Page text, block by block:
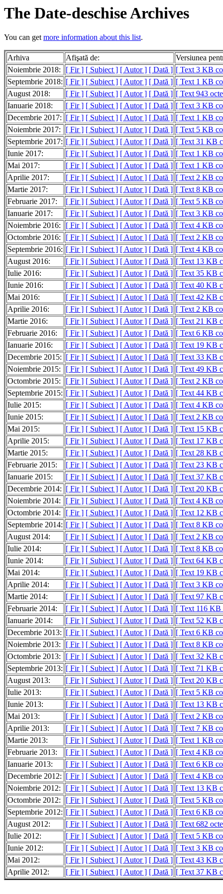
The Date-deschise Archives
You can getmore information about this list.
Arhiva Afişată de:
Versiunea
Noiembrie 2018:
[ Fir ] [ Subiect ] [ Autor ] [ Dată ] [ Text 3 KB
Septembrie 2018: [ Fir ] [ Subiect ] [ Autor ] [ Dată ] [ Text 1 KB
August 2018:
[ Fir ] [ Subiect ] [ Autor ] [ Dată ] [ Text 943
Ianuarie 2018:
[ Fir ] [ Subiect ] [ Autor ] [ Dată ] [ Text 3 KB
Decembrie 2017: [ Fir ] [ Subiect ] [ Autor ] [ Dată ] [ Text 1 KB
Noiembrie 2017:
[ Fir ] [ Subiect ] [ Autor ] [ Dată ] [ Text 5 KB
Septembrie 2017: [ Fir ] [ Subiect ] [ Autor ] [ Dată ] [ Text 31 KB
Iunie 2017:
[ Fir ] [ Subiect ] [ Autor ] [ Dată ] [ Text 1 KB
Mai 2017:
[ Fir ] [ Subiect ] [ Autor ] [ Dată ] [ Text 1 KB
Aprilie 2017:
[ Fir ] [ Subiect ] [ Autor ] [ Dată ] [ Text 2 KB
Martie 2017:
[ Fir ] [ Subiect ] [ Autor ] [ Dată ] [ Text 8 KB
Februarie 2017:
[ Fir ] [ Subiect ] [ Autor ] [ Dată ] [ Text 5 KB
Ianuarie 2017:
[ Fir ] [ Subiect ] [ Autor ] [ Dată ] [ Text 3 KB
Noiembrie 2016:
[ Fir ] [ Subiect ] [ Autor ] [ Dată ] [ Text 4 KB
Octombrie 2016:
[ Fir ] [ Subiect ] [ Autor ] [ Dată ] [ Text 2 KB
Septembrie 2016: [ Fir ] [ Subiect ] [ Autor ] [ Dată ] [ Text 4 KB
August 2016:
[ Fir ] [ Subiect ] [ Autor ] [ Dată ] [ Text 13 KB
Iulie 2016:
[ Fir ] [ Subiect ] [ Autor ] [ Dată ] [ Text 35 KB
Iunie 2016:
[ Fir ] [ Subiect ] [ Autor ] [ Dată ] [ Text 40 KB
Mai 2016:
[ Fir ] [ Subiect ] [ Autor ] [ Dată ] [ Text 42 KB
Aprilie 2016:
[ Fir ] [ Subiect ] [ Autor ] [ Dată ] [ Text 2 KB
Martie 2016:
[ Fir ] [ Subiect ] [ Autor ] [ Dată ] [ Text 21 KB
Februarie 2016:
[ Fir ] [ Subiect ] [ Autor ] [ Dată ] [ Text 6 KB
Ianuarie 2016:
[ Fir ] [ Subiect ] [ Autor ] [ Dată ] [ Text 19 KB
Decembrie 2015: [ Fir ] [ Subiect ] [ Autor ] [ Dată ] [ Text 33 KB
Noiembrie 2015:
[ Fir ] [ Subiect ] [ Autor ] [ Dată ] [ Text 49 KB
Octombrie 2015:
[ Fir ] [ Subiect ] [ Autor ] [ Dată ] [ Text 2 KB
Septembrie 2015: [ Fir ] [ Subiect ] [ Autor ] [ Dată ] [ Text 44 KB
Iulie 2015:
[ Fir ] [ Subiect ] [ Autor ] [ Dată ] [ Text 4 KB
Iunie 2015:
[ Fir ] [ Subiect ] [ Autor ] [ Dată ] [ Text 2 KB
Mai 2015:
[ Fir ] [ Subiect ] [ Autor ] [ Dată ] [ Text 15 KB
Aprilie 2015:
[ Fir ] [ Subiect ] [ Autor ] [ Dată ] [ Text 17 KB
Martie 2015:
[ Fir ] [ Subiect ] [ Autor ] [ Dată ] [ Text 28 KB
Februarie 2015:
[ Fir ] [ Subiect ] [ Autor ] [ Dată ] [ Text 23 KB
Ianuarie 2015:
[ Fir ] [ Subiect ] [ Autor ] [ Dată ] [ Text 37 KB
Decembrie 2014: [ Fir ] [ Subiect ] [ Autor ] [ Dată ] [ Text 20 KB
Noiembrie 2014:
[ Fir ] [ Subiect ] [ Autor ] [ Dată ] [ Text 4 KB
Octombrie 2014:
[ Fir ] [ Subiect ] [ Autor ] [ Dată ] [ Text 12 KB
Septembrie 2014: [ Fir ] [ Subiect ] [ Autor ] [ Dată ] [ Text 8 KB
August 2014:
[ Fir ] [ Subiect ] [ Autor ] [ Dată ] [ Text 2 KB
Iulie 2014:
[ Fir ] [ Subiect ] [ Autor ] [ Dată ] [ Text 8 KB
Iunie 2014:
[ Fir ] [ Subiect ] [ Autor ] [ Dată ] [ Text 64 KB
Mai 2014:
[ Fir ] [ Subiect ] [ Autor ] [ Dată ] [ Text 19 KB
Aprilie 2014:
[ Fir ] [ Subiect ] [ Autor ] [ Dată ] [ Text 3 KB
Martie 2014:
[ Fir ] [ Subiect ] [ Autor ] [ Dată ] [ Text 97 KB
Februarie 2014:
[ Fir ] [ Subiect ] [ Autor ] [ Dată ] [ Text 116
Ianuarie 2014:
[ Fir ] [ Subiect ] [ Autor ] [ Dată ] [ Text 52 KB
Decembrie 2013: [ Fir ] [ Subiect ] [ Autor ] [ Dată ] [ Text 6 KB
Noiembrie 2013:
[ Fir ] [ Subiect ] [ Autor ] [ Dată ] [ Text 8 KB
Octombrie 2013:
[ Fir ] [ Subiect ] [ Autor ] [ Dată ] [ Text 32 KB
Septembrie 2013: [ Fir ] [ Subiect ] [ Autor ] [ Dată ] [ Text 71 KB
August 2013:
[ Fir ] [ Subiect ] [ Autor ] [ Dată ] [ Text 20 KB
Iulie 2013:
[ Fir ] [ Subiect ] [ Autor ] [ Dată ] [ Text 5 KB
Iunie 2013:
[ Fir ] [ Subiect ] [ Autor ] [ Dată ] [ Text 13 KB
Mai 2013:
[ Fir ] [ Subiect ] [ Autor ] [ Dată ] [ Text 2 KB
Aprilie 2013:
[ Fir ] [ Subiect ] [ Autor ] [ Dată ] [ Text 7 KB
Martie 2013:
[ Fir ] [ Subiect ] [ Autor ] [ Dată ] [ Text 1 KB
Februarie 2013:
[ Fir ] [ Subiect ] [ Autor ] [ Dată ] [ Text 4 KB
Ianuarie 2013:
[ Fir ] [ Subiect ] [ Autor ] [ Dată ] [ Text 6 KB
Decembrie 2012: [ Fir ] [ Subiect ] [ Autor ] [ Dată ] [ Text 4 KB
Noiembrie 2012:
[ Fir ] [ Subiect ] [ Autor ] [ Dată ] [ Text 13 KB
Octombrie 2012:
[ Fir ] [ Subiect ] [ Autor ] [ Dată ] [ Text 5 KB
Septembrie 2012: [ Fir ] [ Subiect ] [ Autor ] [ Dată ] [ Text 6 KB
August 2012:
[ Fir ] [ Subiect ] [ Autor ] [ Dată ] [ Text 682
Iulie 2012:
[ Fir ] [ Subiect ] [ Autor ] [ Dată ] [ Text 5 KB
Iunie 2012:
[ Fir ] [ Subiect ] [ Autor ] [ Dată ] [ Text 3 KB
Mai 2012:
[ Fir ] [ Subiect ] [ Autor ] [ Dată ] [ Text 43 KB
Aprilie 2012:
[ Fir ] [ Subiect ] [ Autor ] [ Dată ] [ Text 37 KB